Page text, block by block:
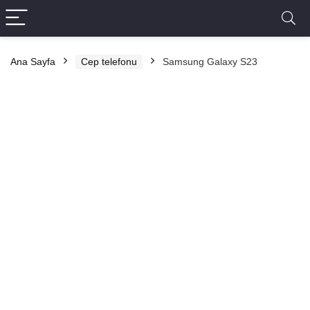
Ana Sayfa Cep telefonu Samsung Galaxy S23